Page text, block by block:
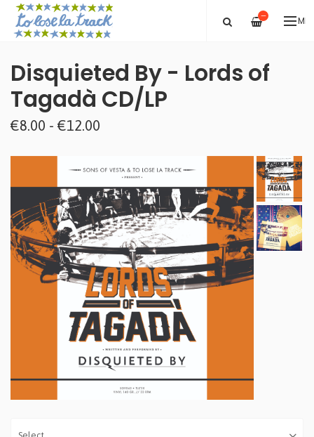
—
Disquieted By - Lords of
Tagadà CD/LP
€8.00 - €12.00